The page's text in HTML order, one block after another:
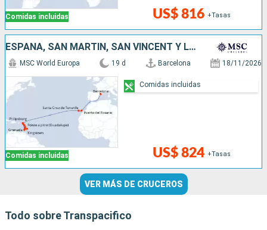
Comidas incluidas US$ 816 +Tasas
ESPAÑA, SAN MARTÍN, SAN VINCENT Y LAS GRANADINAS, BARBADOS, GRENADA
Comidas incluidas
MSC World Europa 19 d Barcelona 18/11/2026
US$ 824 +Tasas
Comidas incluidas
VER MÁS DE CRUCEROS
Todo sobre Transpacifico